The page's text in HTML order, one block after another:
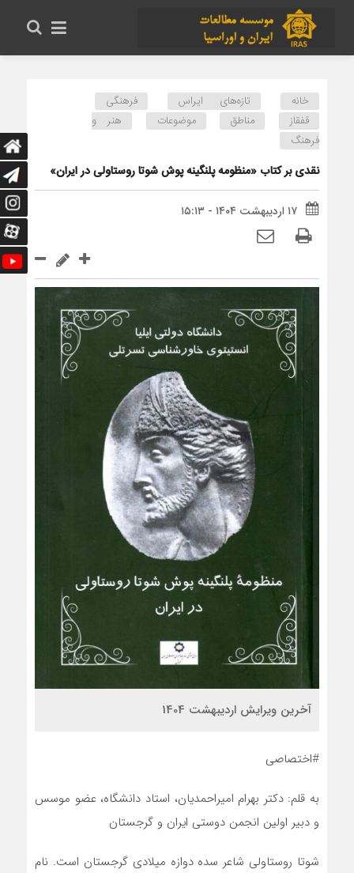
خانه تازه‌های ایراس
فرهنگی
قفقاز
مناطق موضوعات
هنر و
فرهنگ
نقدی بر کتاب «منظومه پلنگینه پوش شوتا روستاولی در ایران»
۱۷ اردیبهشت ۱۴۰۴ - ۱۵:۱۳
آخرین ویرایش اردیبهشت 1404
#اختصاصی
به قلم: دکتر بهرام امیراحمدیان، استاد دانشگاه، عضو موسس
و دبیر اولین انجمن دوستی ایران و گرجستان
شوتا روستاولی شاعر سده دوازه میلادی گرجستان است. نام